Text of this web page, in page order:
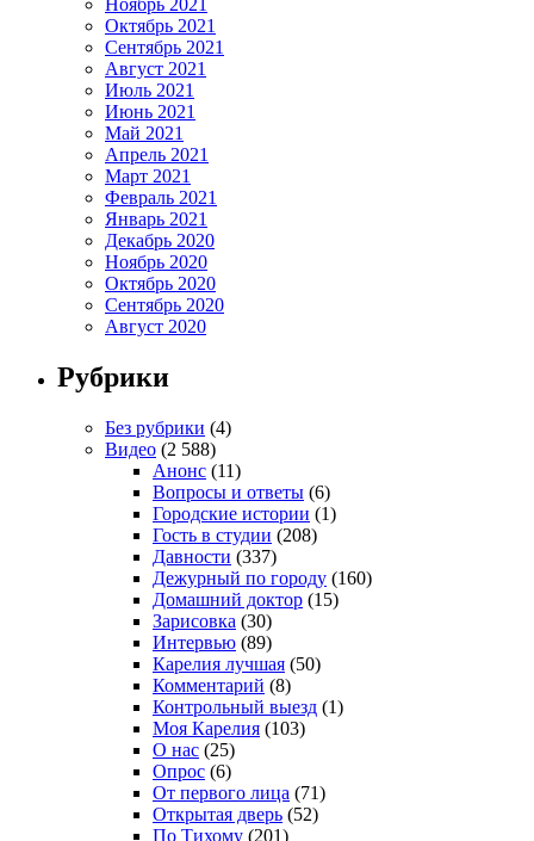
Ноябрь 2021
Октябрь 2021
Сентябрь 2021
Август 2021
Июль 2021
Июнь 2021
Май 2021
Апрель 2021
Март 2021
Февраль 2021
Январь 2021
Декабрь 2020
Ноябрь 2020
Октябрь 2020
Сентябрь 2020
Август 2020
Рубрики
Без рубрики (4)
Видео (2 588)
Анонс (11)
Вопросы и ответы (6)
Городские истории (1)
Гость в студии (208)
Давности (337)
Дежурный по городу (160)
Домашний доктор (15)
Зарисовка (30)
Интервью (89)
Карелия лучшая (50)
Комментарий (8)
Контрольный выезд (1)
Моя Карелия (103)
О нас (25)
Опрос (6)
От первого лица (71)
Открытая дверь (52)
По Тихому (201)